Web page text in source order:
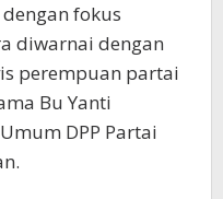
fokus
diwarnai dengan
perempuan partai
Bu Yanti
DPP Partai